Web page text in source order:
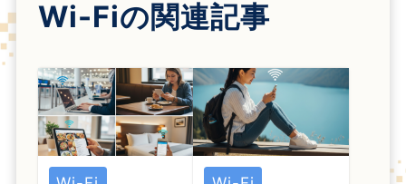
Wi-Fiの関連記事